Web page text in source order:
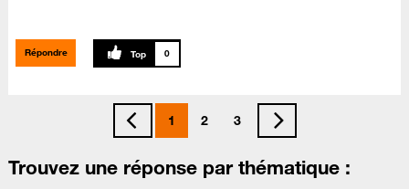
Répondre 0
1 2 3
Trouvez une réponse par thématique :